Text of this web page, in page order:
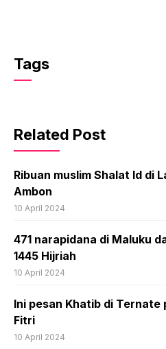
Tags
Related Post
Ribuan muslim Shalat Id di
Ambon
10 April 2024
471 narapidana di Maluku
1445 Hijriah
10 April 2024
Ini pesan Khatib di Ternate
Fitri
10 April 2024